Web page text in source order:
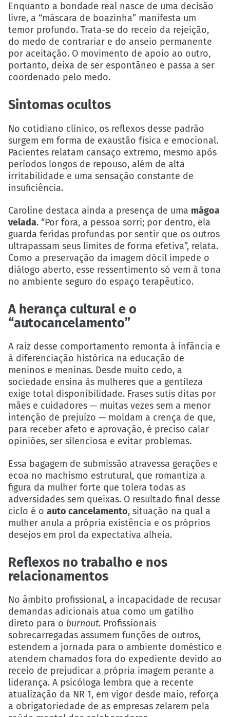
Enquanto a bondade real nasce de uma decisão
livre, a “máscara de boazinha” manifesta um
temor profundo. Trata-se do receio da rejeição,
do medo de contrariar e do anseio permanente
por aceitação. O movimento de apoio ao outro,
portanto, deixa de ser espontâneo e passa a ser
coordenado pelo medo.
Sintomas ocultos
No cotidiano clínico, os reflexos desse padrão
surgem em forma de exaustão física e emocional.
Pacientes relatam cansaço extremo, mesmo após
períodos longos de repouso, além de alta
irritabilidade e uma sensação constante de
insuficiência.
Caroline destaca ainda a presença de uma mágoa
velada. “Por fora, a pessoa sorri; por dentro, ela
guarda feridas profundas por sentir que os outros
ultrapassam seus limites de forma efetiva”, relata.
Como a preservação da imagem dócil impede o
diálogo aberto, esse ressentimento só vem à tona
no ambiente seguro do espaço terapêutico.
A herança cultural e o
“autocancelamento”
A raiz desse comportamento remonta à infância e
à diferenciação histórica na educação de
meninos e meninas. Desde muito cedo, a
sociedade ensina às mulheres que a gentileza
exige total disponibilidade. Frases sutis ditas por
mães e cuidadores — muitas vezes sem a menor
intenção de prejuízo — moldam a crença de que,
para receber afeto e aprovação, é preciso calar
opiniões, ser silenciosa e evitar problemas.
Essa bagagem de submissão atravessa gerações e
ecoa no machismo estrutural, que romantiza a
figura da mulher forte que tolera todas as
adversidades sem queixas. O resultado final desse
ciclo é o auto cancelamento, situação na qual a
mulher anula a própria existência e os próprios
desejos em prol da expectativa alheia.
Reflexos no trabalho e nos
relacionamentos
No âmbito profissional, a incapacidade de recusar
demandas adicionais atua como um gatilho
direto para o burnout. Profissionais
sobrecarregadas assumem funções de outros,
estendem a jornada para o ambiente doméstico e
atendem chamados fora do expediente devido ao
receio de prejudicar a própria imagem perante a
liderança. A psicóloga lembra que a recente
atualização da NR 1, em vigor desde maio, reforça
a obrigatoriedade de as empresas zelarem pela